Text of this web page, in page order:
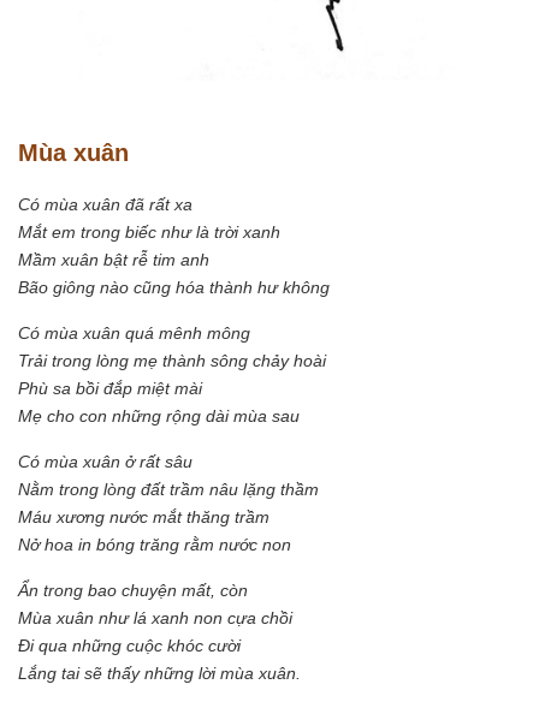
Mùa xuân
Có mùa xuân đã rất xa
Mắt em trong biếc như là trời xanh
Mầm xuân bật rễ tim anh
Bão giông nào cũng hóa thành hư không
Có mùa xuân quá mênh mông
Trải trong lòng mẹ thành sông chảy hoài
Phù sa bồi đắp miệt mài
Mẹ cho con những rộng dài mùa sau
Có mùa xuân ở rất sâu
Nằm trong lòng đất trầm nâu lặng thầm
Máu xương nước mắt thăng trầm
Nở hoa in bóng trăng rằm nước non
Ẩn trong bao chuyện mất, còn
Mùa xuân như lá xanh non cựa chồi
Đi qua những cuộc khóc cười
Lắng tai sẽ thấy những lời mùa xuân.